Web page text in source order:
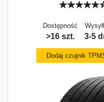
Dostępność
>16 szt. 3-5
Dodaj czujnik